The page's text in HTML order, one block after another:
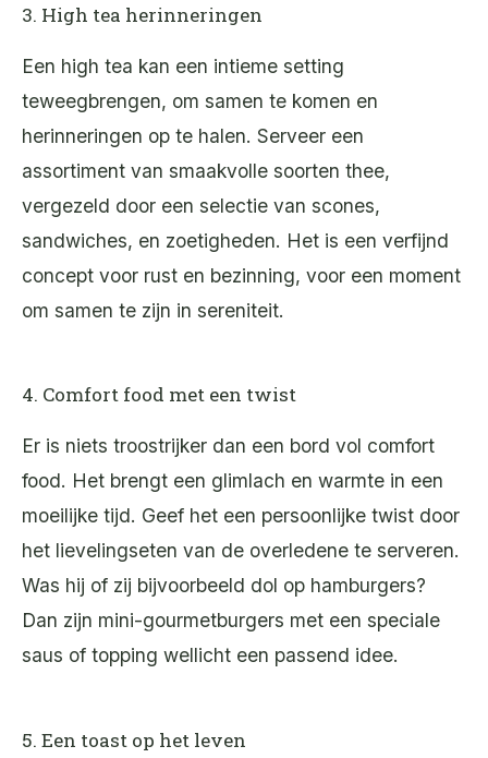
3. High tea herinneringen
Een high tea kan een intieme setting
teweegbrengen, om samen te komen en
herinneringen op te halen. Serveer een
assortiment van smaakvolle soorten thee,
vergezeld door een selectie van scones,
sandwiches, en zoetigheden. Het is een verfijnd
concept voor rust en bezinning, voor een moment
om samen te zijn in sereniteit.
4. Comfort food met een twist
Er is niets troostrijker dan een bord vol comfort
food. Het brengt een glimlach en warmte in een
moeilijke tijd. Geef het een persoonlijke twist door
het lievelingseten van de overledene te serveren.
Was hij of zij bijvoorbeeld dol op hamburgers?
Dan zijn mini-gourmetburgers met een speciale
saus of topping wellicht een passend idee.
5. Een toast op het leven